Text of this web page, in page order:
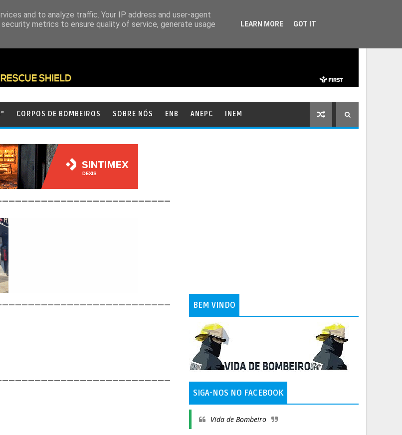
CORPOS DE BOMBEIROS SOBRE NÓS ENB ANEPC INEM
BEM VINDO
SIGA-NOS NO FACEBOOK
Vida de Bombeiro
and to analyze traffic. Your IP address and user-agent
metrics to ensure quality of service, generate usage
LEARN MORE GOT IT